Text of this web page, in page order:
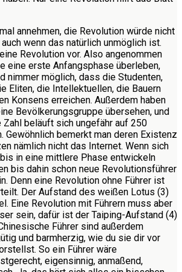
annehmen, die Revolution würde nicht
wenn das natürlich unmöglich ist.
Revolution vor. Also angenommen
eine erste Anfangsphase überleben,
nimmer möglich, dass die Studenten,
Eliten, die Intellektuellen, die Bauern
Konsens erreichen. Außerdem haben
Bevölkerungsgruppe übersehen, und
Zahl beläuft sich ungefähr auf 250
Gewöhnlich bemerkt man deren Existenz
nämlich nicht das Internet. Wenn sich
in eine mittlere Phase entwickeln
bis dahin schon neue Revolutionsführer
Denn eine Revolution ohne Führer ist
Der Aufstand des weißen Lotus (3)
Eine Revolution mit Führern muss aber
sein, dafür ist der Taiping-Aufstand (4)
Führer sind außerdem
und barmherzig, wie du sie dir vor
So ein Führer wäre
eigensinnig, anmaßend,